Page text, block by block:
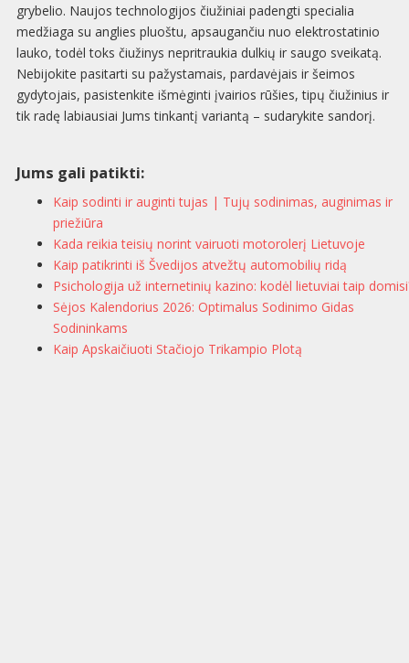
grybelio. Naujos technologijos čiužiniai padengti specialia
medžiaga su anglies pluoštu, apsaugančiu nuo elektrostatinio
lauko, todėl toks čiužinys nepritraukia dulkių ir saugo sveikatą.
Nebijokite pasitarti su pažystamais, pardavėjais ir šeimos
gydytojais, pasistenkite išmėginti įvairios rūšies, tipų čiužinius ir
tik radę labiausiai Jums tinkantį variantą – sudarykite sandorį.
Jums gali patikti:
Kaip sodinti ir auginti tujas | Tujų sodinimas, auginimas ir
priežiūra
Kada reikia teisių norint vairuoti motorolerį Lietuvoje
Kaip patikrinti iš Švedijos atvežtų automobilių ridą
Psichologija už internetinių kazino: kodėl lietuviai taip
Sėjos Kalendorius 2026: Optimalus Sodinimo Gidas
Sodininkams
Kaip Apskaičiuoti Stačiojo Trikampio Plotą